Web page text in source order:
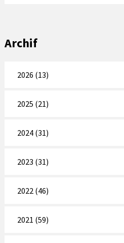
Archif
2026 (13)
2025 (21)
2024 (31)
2023 (31)
2022 (46)
2021 (59)